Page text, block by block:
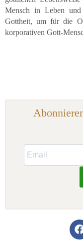
Mensch in Leben
Gottheit, um für die
korporativen Gott-